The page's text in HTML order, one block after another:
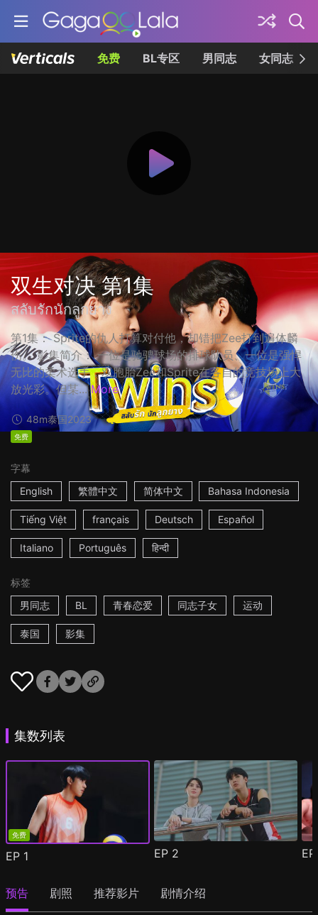
免费 BL专区 男同志 女同志
双生对决 第1集
สลับรักนักลูกยาง
第1集： Sprite的仇人打算对付他，却错把Zee打到遍体麟
伤。 影集简介： 一位是驰骋球场的排球队员、一位是强悍
无比的柔术选手，双胞胎Zee和Sprite在各自的竞技场上大
放光彩。但某... More
48m泰国2023
免费
字幕
English
繁體中文 简体中文 Bahasa Indonesia
Tiếng Việt français Deutsch Español
Italiano Português हिन्दी
标签
男同志
BL 青春恋爱 同志子女 运动
泰国 影集
集数列表
免费
EP 1 EP 2
预告 剧照 推荐影片 剧情介绍